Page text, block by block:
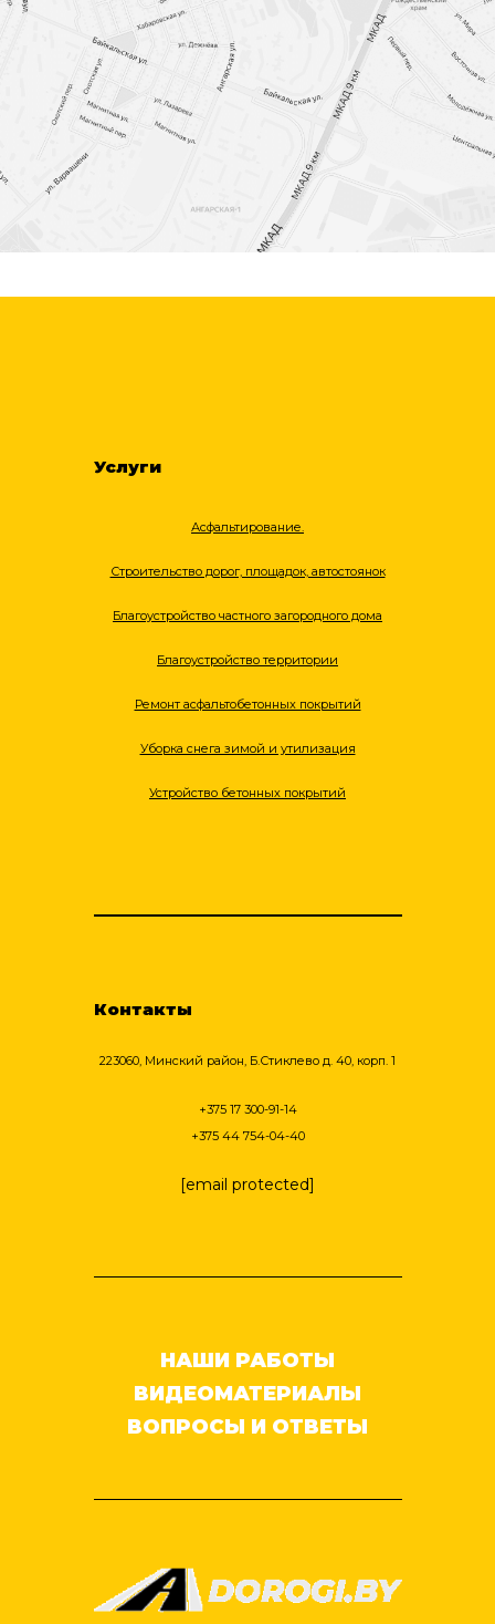
Услуги
Асфальтирование.
Строительство дорог, площадок, автостоянок
Благоустройство частного загородного дома
Благоустройство территории
Ремонт асфальтобетонных покрытий
Уборка снега зимой и утилизация
Устройство бетонных покрытий
Контакты
223060, Минский район, Б.Стиклево д. 40, корп. 1
+375 17 300-91-14
+375 44 754-04-40
[email protected]
НАШИ РАБОТЫ
ВИДЕОМАТЕРИАЛЫ
ВОПРОСЫ И ОТВЕТЫ